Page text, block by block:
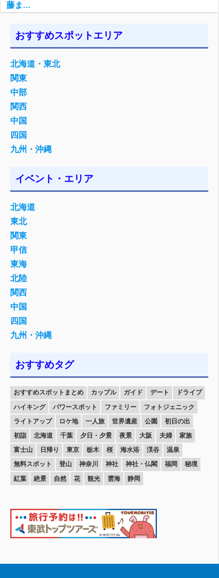
藤ま...
おすすめスポットエリア
北海道・東北
関東
中部
関西
中国
四国
九州・沖縄
イベント・エリア
北海道
東北
関東
甲信
東海
北陸
関西
中国
四国
九州・沖縄
おすすめタグ
おすすめスポットまとめ カップル ガイド デート
ドライブ
ハイキング
パワースポット ファミリー
フォトジェニック
ライトアップ
ロケ地 一人旅 世界遺産 公園
初日の出
初詣
北海道 千葉 夕日・夕景 夜景 大阪 夫婦
家族
富士山
日帰り 東京 栃木 桜 海水浴 渓谷
温泉
無料スポット
登山 神奈川 神社 神社・仏閣 福岡
秘境
紅葉
絶景 自然 花 観光 雲海 静岡